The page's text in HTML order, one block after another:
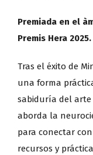
Premiada en el
Premis Hera 2025.
Tras el éxito de
una forma
sabiduría del arte
aborda la
para conectar
recursos y